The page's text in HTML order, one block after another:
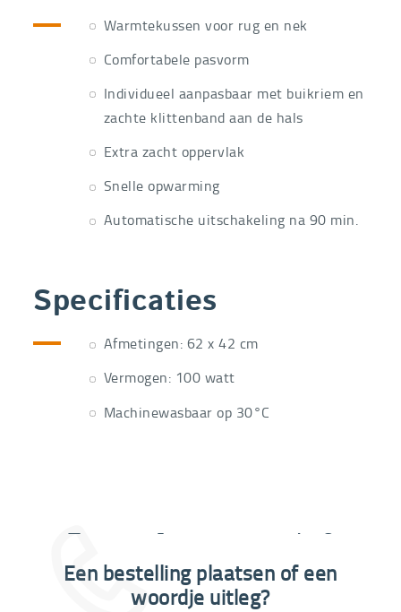
Warmtekussen voor rug en nek
Comfortabele pasvorm
Individueel aanpasbaar met buikriem en
zachte klittenband aan de hals
Extra zacht oppervlak
Snelle opwarming
Automatische uitschakeling na 90 min.
Specificaties
Afmetingen: 62 x 42 cm
Vermogen: 100 watt
Machinewasbaar op 30°C
03 292 21 60
Een bestelling plaatsen of een
woordje uitleg?